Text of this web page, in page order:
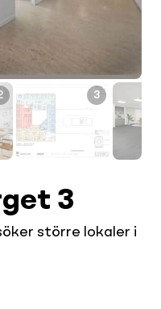
3
3
större lokaler i